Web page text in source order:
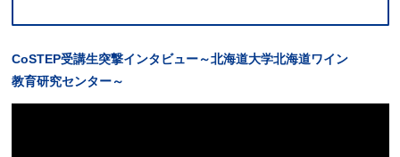
CoSTEP受講生突撃インタビュー～北海道大学北海道ワイン
教育研究センター～